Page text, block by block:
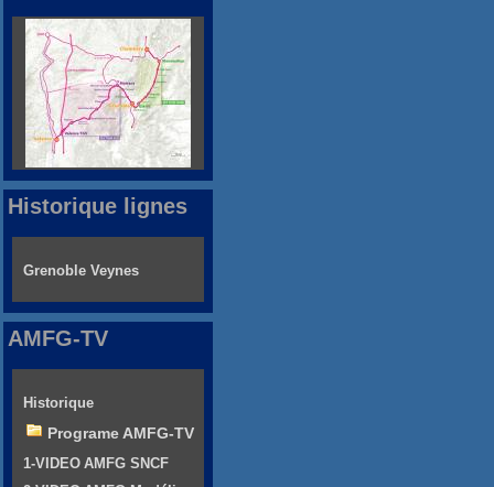
Historique lignes
Grenoble Veynes
AMFG-TV
Historique
Programe AMFG-TV
1-VIDEO AMFG SNCF